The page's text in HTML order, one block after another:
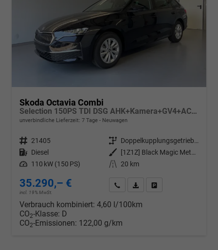
Skoda Octavia Combi
Selection 150PS TDI DSG AHK+Kamera+GV4+ACC+TravelAssist+Sunset+Alu+LightAssist
unverbindliche Lieferzeit: 7 Tage Neuwagen
Fahrzeugnr. 21405 Getriebe
Doppelkupplungsgetriebe (DSG)
Kraftstoff Diesel Außenfarbe
[1Z1Z] Black Magic Metallic
Leistung 110 kW (150 PS) Kilometerstand 20 km
35.290,– €
incl. 19% MwSt.
Wir rufen Sie anPDF-Datei, Fahrzeugexposé
Verbrauch kombiniert: 4,60 l/100km
CO2-Klasse: D
CO2-Emissionen: 122,00 g/km